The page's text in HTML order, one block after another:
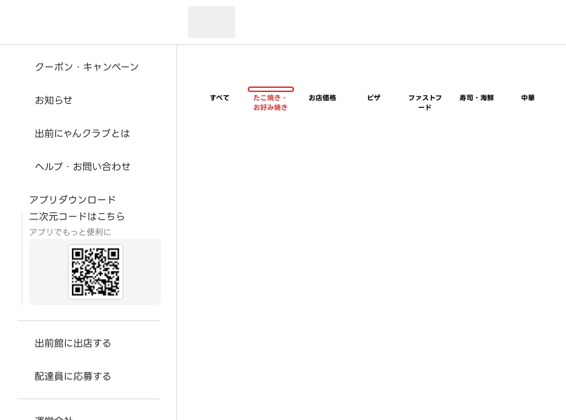
クーポン・キャンペーン
お知らせ
出前にゃんクラブとは
ヘルプ・お問い合わせ
アプリダウンロード
二次元コードはこちら
アプリでもっと便利に
出前館に出店する
配達員に応募する
すべて
たこ焼き・
お好み焼き
お店価格 ピザ
ファストフ
ード
寿司・海鮮 中華